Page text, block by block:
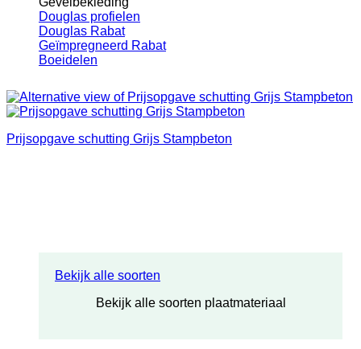
Douglas profielen
Douglas Rabat
Geïmpregneerd Rabat
Boeidelen
Bekijk alle soorten
Bekijk alle soorten plaatmateriaal
Prijsopgave schutting Grijs Stampbeton